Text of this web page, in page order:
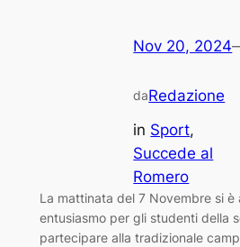
Nov 20, 2024
daRedazione
in Sport
Succede al
Romero
La mattinata del 7 Novembre si è
entusiasmo per gli studenti della
partecipare alla tradizionale